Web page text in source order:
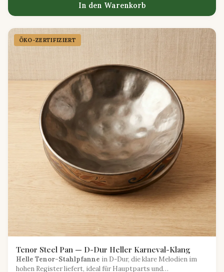
In den Warenkorb
ÖKO-ZERTIFIZIERT
Tenor Steel Pan — D-Dur Heller Karneval-Klang
Helle Tenor-Stahlpfanne in D-Dur, die klare Melodien im
hohen Register liefert, ideal für Hauptparts und